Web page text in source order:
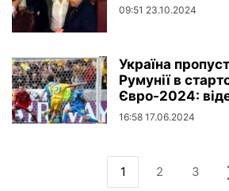
09:51 23.10.2024
Україна
Румунії в
Євро-2024:
16:58 17.06.2024
1 2 3